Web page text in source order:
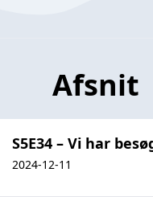
Afsnit
S5E34 – Vi har
2024-12-11